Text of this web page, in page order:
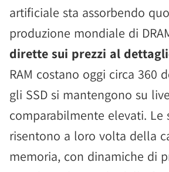
artificiale sta assorbendo
produzione mondiale di
dirette sui prezzi al
RAM costano oggi circa 360
gli SSD si mantengono su
comparabilmente elevati. Le
risentono a loro volta della
memoria, con dinamiche di